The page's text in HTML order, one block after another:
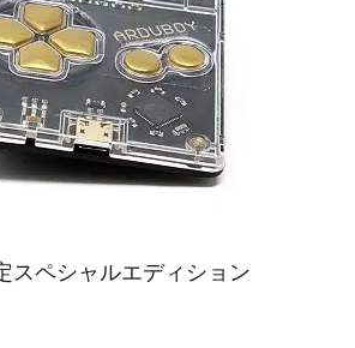
スペシャルエディション